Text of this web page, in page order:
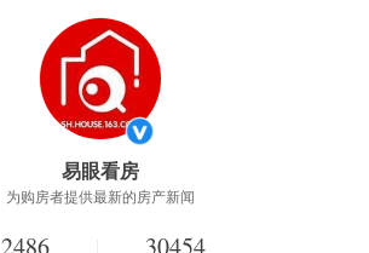
易眼看房
为购房者提供最新的房产新闻
2486 30454